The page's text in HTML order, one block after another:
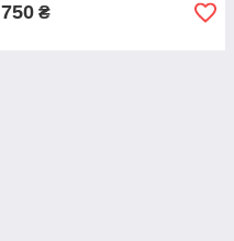
750 ₴